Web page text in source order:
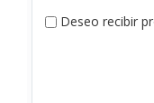
Deseo recibir